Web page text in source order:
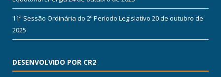
11ª Sessão Ordinária do 2º Período Legislativo 20 de outubro de
2025
DESENVOLVIDO POR CR2